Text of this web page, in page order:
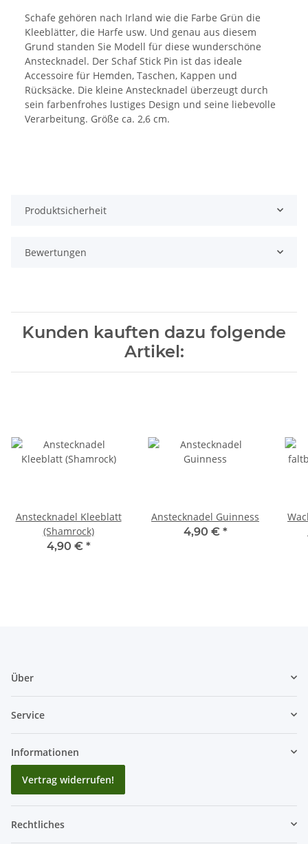
Schafe gehören nach Irland wie die Farbe Grün die
Kleeblätter, die Harfe usw. Und genau aus diesem
Grund standen Sie Modell für diese wunderschöne
Anstecknadel. Der Schaf Stick Pin ist das ideale
Accessoire für Hemden, Taschen, Kappen und
Rücksäcke. Die kleine Anstecknadel überzeugt durch
sein farbenfrohes lustiges Design und seine liebevolle
Verarbeitung. Größe ca. 2,6 cm.
Produktsicherheit
Bewertungen
Kunden kauften dazu folgende
Artikel:
Anstecknadel Kleeblatt
(Shamrock)
4,90 € *
Anstecknadel Guinness
4,90 € *
Über
Service
Informationen
Vertrag widerrufen!
Rechtliches